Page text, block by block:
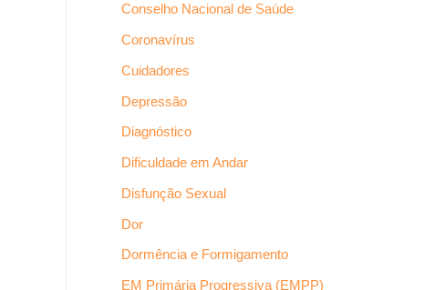
Conselho Nacional de Saúde
Coronavírus
Cuidadores
Depressão
Diagnóstico
Dificuldade em Andar
Disfunção Sexual
Dor
Dormência e Formigamento
EM Primária Progressiva (EMPP)